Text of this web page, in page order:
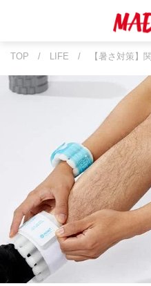
TOP / LIFE / 【暑さ対策】